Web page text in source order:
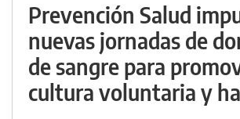
Prevención Salud
nuevas jornadas de
de sangre para
cultura voluntaria y